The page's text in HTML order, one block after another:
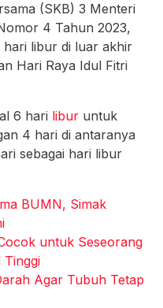
(SKB) 3 Menteri
4 Tahun 2023,
hari libur di luar akhir
Hari Raya Idul Fitri
6 hari libur untuk
4 hari di antaranya
sebagai hari libur
BUMN, Simak
untuk Seseorang
Tinggi
Agar Tubuh Tetap